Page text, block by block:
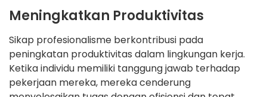
Meningkatkan Produktivitas
Sikap profesionalisme berkontribusi pada
peningkatan produktivitas dalam lingkungan kerja.
Ketika individu memiliki tanggung jawab terhadap
pekerjaan mereka, mereka cenderung